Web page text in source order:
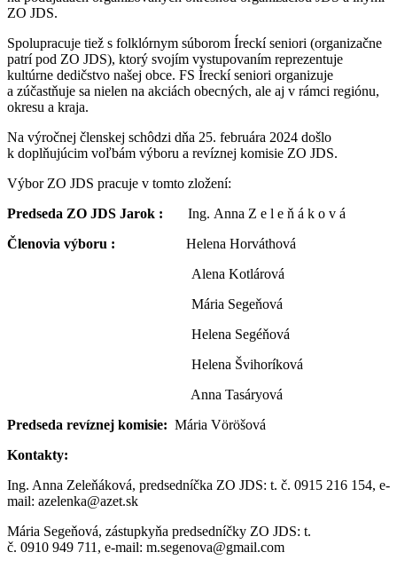
ZO JDS.
Spolupracuje tiež s folklórnym súborom Íreckí seniori (organizačne
patrí pod ZO JDS), ktorý svojím vystupovaním reprezentuje
kultúrne dedičstvo našej obce. FS Íreckí seniori organizuje
a zúčastňuje sa nielen na akciách obecných, ale aj v rámci regiónu,
okresu a kraja.
Na výročnej členskej schôdzi dňa 25. februára 2024 došlo
k doplňujúcim voľbám výboru a revíznej komisie ZO JDS.
Výbor ZO JDS pracuje v tomto zložení:
Predseda ZO JDS Jarok :
Ing. Anna Z e l e ň á k o v á
Členovia výboru :
Helena Horváthová
Alena Kotlárová
Mária Segeňová
Helena Segéňová
Helena Švihoríková
Anna Tasáryová
Predseda revíznej komisie: Mária Vöröšová
Kontakty:
Ing. Anna Zeleňáková, predsedníčka ZO JDS: t. č. 0915 216 154, e-
mail: azelenka@azet.sk
Mária Segeňová, zástupkyňa predsedníčky ZO JDS: t.
č. 0910 949 711, e-mail: m.segenova@gmail.com